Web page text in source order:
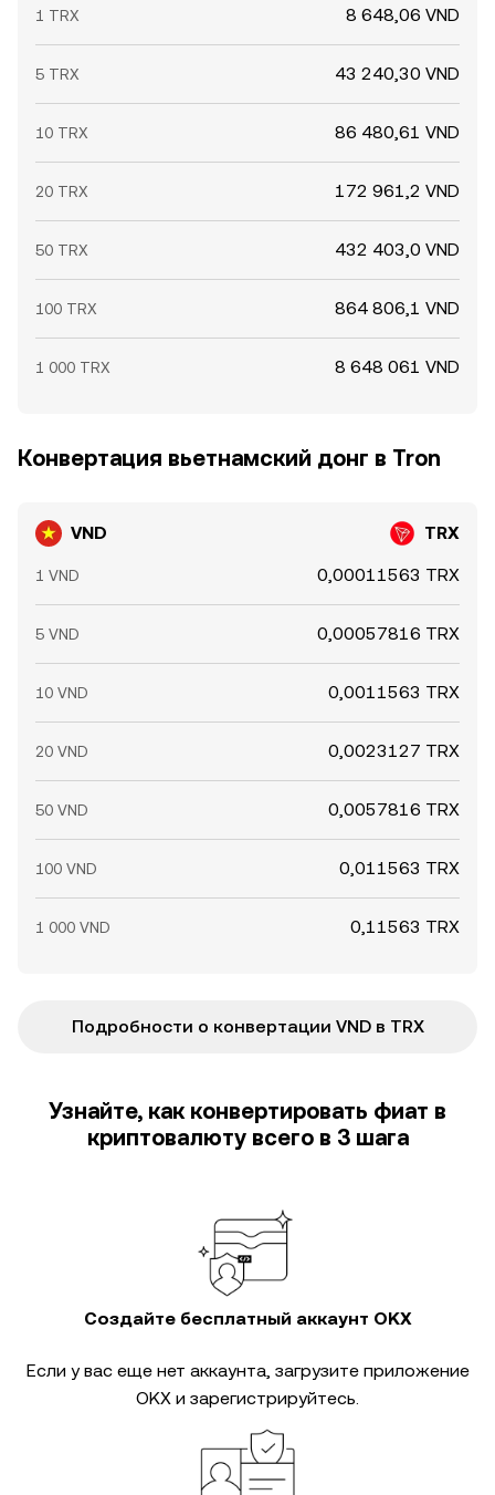
краткосрочные колебания вокруг структурных
1 TRX 8 648,06 VND
5 TRX 43 240,30 VND
10 TRX 86 480,61 VND
20 TRX 172 961,2 VND
50 TRX 432 403,0 VND
100 TRX 864 806,1 VND
1 000 TRX 8 648 061 VND
Конвертация вьетнамский донг в Tron
VND TRX
1 VND 0,00011563 TRX
5 VND 0,00057816 TRX
10 VND 0,0011563 TRX
20 VND 0,0023127 TRX
50 VND 0,0057816 TRX
100 VND 0,011563 TRX
1 000 VND 0,11563 TRX
Подробности о конвертации VND в TRX
Узнайте, как конвертировать фиат в
криптовалюту всего в 3 шага
Создайте бесплатный аккаунт OKX
Если у вас еще нет аккаунта, загрузите приложение
OKX и зарегистрируйтесь.